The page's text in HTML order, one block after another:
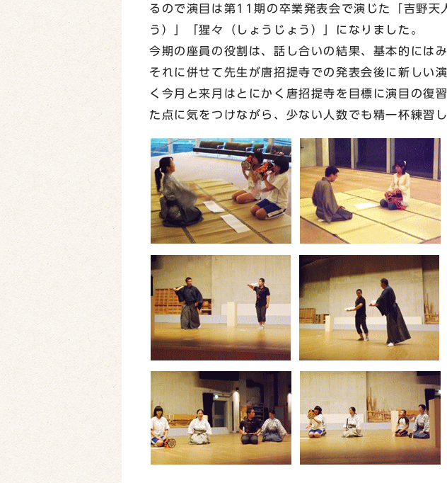
るので演目は第11期の卒業発表会で演じた「吉野天
う）」「猩々（しょうじょう）」になりました。
今期の座員の役割は、話し合いの結果、基本的には
それに併せて先生が唐招提寺での発表会後に新しい
く今月と来月はとにかく唐招提寺を目標に演目の復
た点に気をつけながら、少ない人数でも精一杯練習